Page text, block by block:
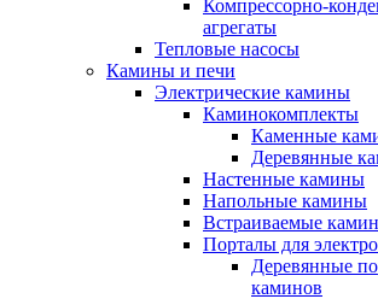
Компрессорно-
агрегаты
Тепловые насосы
Камины и печи
Электрические камины
Каминокомплекты
Каменные
Деревянные
Настенные камины
Напольные камины
Встраиваемые
Порталы для
Деревянные
каминов